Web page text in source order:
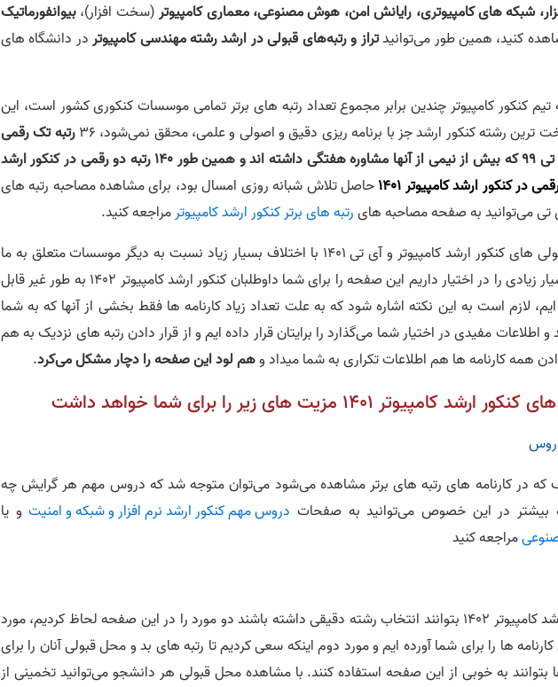
شبکه های کامپیوتری، رایانش امن، هوش مصنوعی، معماری کامپیوتر(سخت افزار)،بیوانفورماتیک
کنید، همین طور می‌توانیدتراز و رتبه‌های قبولی در ارشد رشته مهندسی کامپیوتردر دانشگاه های
تیم کنکور کامپیوتر چندین برابر مجموع تعداد رتبه های برتر تمامی موسسات کنکوری کشور است، این
ترین رشته کنکور ارشد جز با برنامه ریزی دقیق و اصولی و علمی، محقق نمی‌شود، 36
رتبه تک رقمی
در کنکور ارشد کامپیوتر و آی تی 99 که بیش از نیمی از آنها مشاوره هفتگی داشته اند و همین طور 140 رتبه دو رقمی در کنکور ارشد
حاصل تلاش شبانه روزی امسال بود، برای مشاهده مصاحبه رتبه های
تی می‌توانید به صفحه مصاحبه هایرتبه های برتر کنکور ارشد کامپیوترمراجعه کنید.
با توجه به اینکه بیشترین قبولی های کنکور ارشد کامپیوتر و آی تی 1401 با اختلاف بسیار زیاد نسبت به دیگر موسسات متعلق به ما
بوده و تعداد کارنامه های بسیار زیادی را در اختیار داریم این صفحه را برای شما داوطلبان کنکور ارشد کامپیوتر 1402 به طور غیر قابل
لازم است به این نکته اشاره شود که به علت تعداد زیاد کارنامه ها فقط بخشی از آنها که به شما
مفیدی در اختیار شما می‌گذارد را برایتان قرار داده ایم و از قرار دادن رتبه های نزدیک به هم
همه کارنامه ها هم اطلاعات تکراری به شما میداد وهم لود این صفحه را دچار مشکل می‌کرد.
1401 مزیت های زیر را برای شما خواهد داشت
در کارنامه های رتبه های برتر مشاهده می‌شود می‌توان متوجه شد که دروس مهم هر گرایش چه
بیشتر در این خصوص می‌توانید به صفحات دروس مهم کنکور ارشد نرم افزار و شبکه و امنیتو یا
مراجعه کنید
برای اینکه داوطلبان کنکور ارشد کامپیوتر 1402 بتوانند انتخاب رشته دقیقی داشته باشند دو مورد را در این صفحه لحاظ کردیم، مورد
ها را برای شما آورده ایم و مورد دوم اینکه سعی کردیم تا رتبه های بد و محل قبولی آنان را برای
بتوانند به خوبی از این صفحه استفاده کنند. با مشاهده محل قبولی هر دانشجو می‌توانید تخمینی از